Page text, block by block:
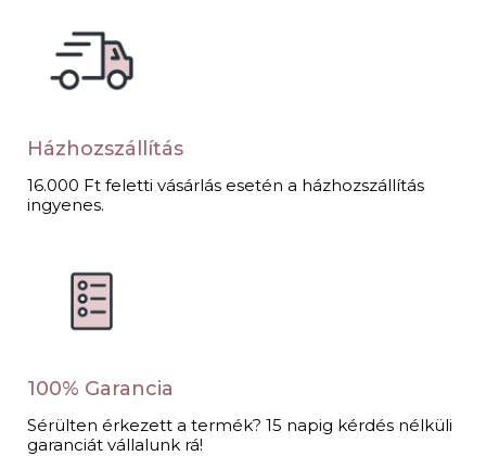
Házhozszállítás
16.000 Ft feletti vásárlás esetén a házhozszállítás
ingyenes.
100% Garancia
Sérülten érkezett a termék? 15 napig kérdés nélküli
garanciát vállalunk rá!